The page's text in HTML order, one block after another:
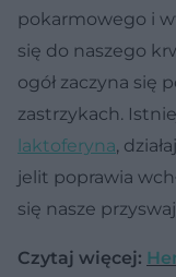
pokarmowego i
się do naszego
ogół zaczyna się
zastrzykach.
laktoferyna,
jelit poprawia
się nasze
Czytaj więcej: